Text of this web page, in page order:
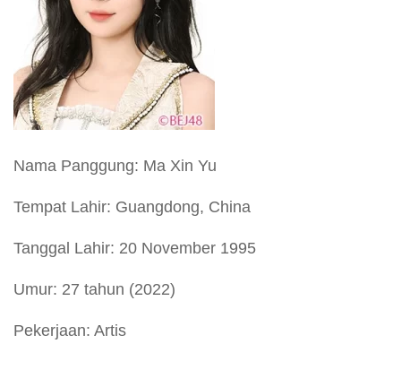
Nama Panggung: Ma Xin Yu
Tempat Lahir: Guangdong, China
Tanggal Lahir: 20 November 1995
Umur: 27 tahun (2022)
Pekerjaan: Artis